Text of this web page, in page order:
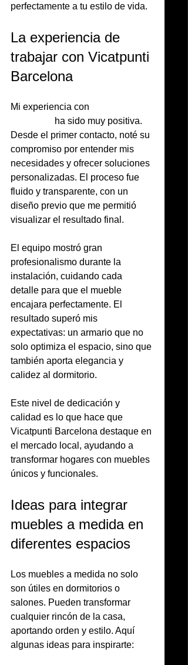
perfectamente a tu estilo de vida.
La experiencia de
trabajar con Vicatpunti
Barcelona
Mi experiencia con
ha sido muy positiva.
Desde el primer contacto, noté su
compromiso por entender mis
necesidades y ofrecer soluciones
personalizadas. El proceso fue
fluido y transparente, con un
diseño previo que me permitió
visualizar el resultado final.
El equipo mostró gran
profesionalismo durante la
instalación, cuidando cada
detalle para que el mueble
encajara perfectamente. El
resultado superó mis
expectativas: un armario que no
solo optimiza el espacio, sino que
también aporta elegancia y
calidez al dormitorio.
Este nivel de dedicación y
calidad es lo que hace que
Vicatpunti Barcelona destaque en
el mercado local, ayudando a
transformar hogares con muebles
únicos y funcionales.
Ideas para integrar
muebles a medida en
diferentes espacios
Los muebles a medida no solo
son útiles en dormitorios o
salones. Pueden transformar
cualquier rincón de la casa,
aportando orden y estilo. Aquí
algunas ideas para inspirarte: